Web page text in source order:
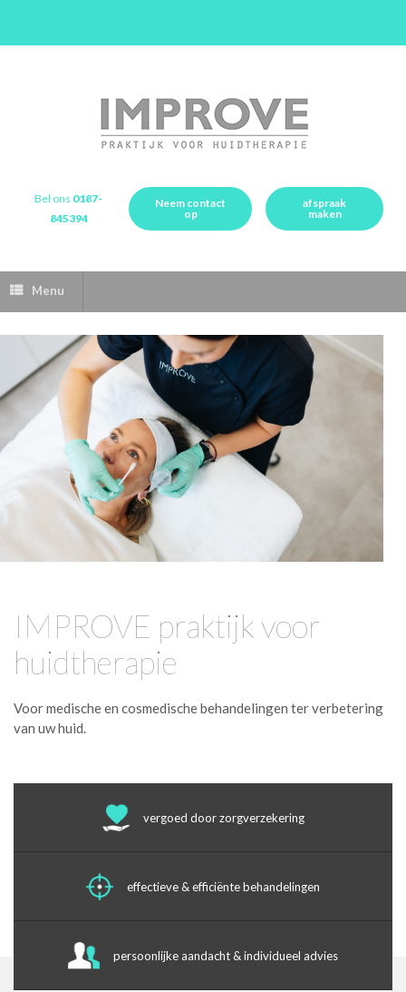
Bel ons 0187-
845394
Neem contact
op
afspraak
maken
Menu
IMPROVE praktijk voor
huidtherapie
Voor medische en cosmedische behandelingen ter verbetering
van uw huid.
vergoed door zorgverzekering
effectieve & efficiënte behandelingen
persoonlijke aandacht & individueel advies